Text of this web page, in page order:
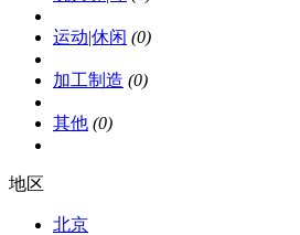
运动|休闲 (0)
加工制造 (0)
其他 (0)
地区
北京